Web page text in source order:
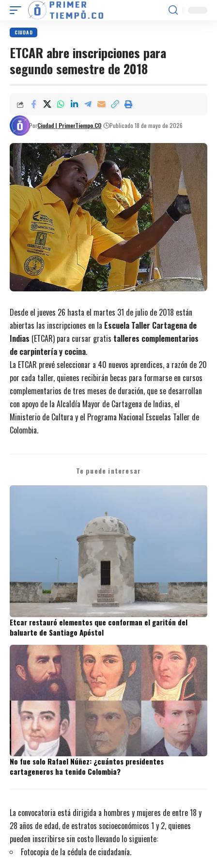
CIUDAD
ETCAR abre inscripciones para
segundo semestre de 2018
PorCiudad | PrimerTiempo.CO Publicado 18 de mayo de 2026
Desde el jueves 26 hasta el martes 31 de julio de 2018 están
abiertas las inscripciones en la Escuela Taller Cartagena de
Indias (ETCAR) para cursar gratis talleres complementarios
de carpintería y cocina.
La ETCAR prevé seleccionar a 40 nuevos aprendices, a razón de 20
por cada taller, quienes recibirán becas para formarse en cursos
complementarios de tres meses de duración, que se desarrollan
con apoyo de la Alcaldía Mayor de Cartagena de Indias, el
Ministerio de Cultura y el Programa Nacional Escuelas Taller de
Colombia.
Te puede interesar
Etcar restauró elementos que conforman el garitón del
baluarte de Santiago Apóstol
No fue solo Rafael Núñez: ¿cuántos presidentes
cartageneros ha tenido Colombia?
La convocatoria está dirigida a hombres y mujeres de entre 18 y
28 años de edad, de estratos socioeconómicos 1 y 2, quienes
pueden inscribirse sin costo llevando lo siguiente:
Fotocopia de la cédula de ciudadanía.